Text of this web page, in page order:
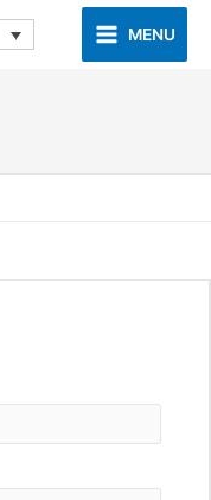
MENU